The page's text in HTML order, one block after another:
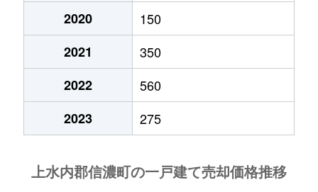
2020
150
2021
350
2022
560
2023
275